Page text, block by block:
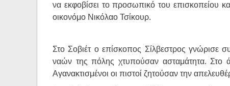
να εκφοβίσει το προσωπικό του επισκοπείου
οικονόμο Νικόλαο Τσίκουρ.
Στο Σοβιέτ ο επίσκοπος Σίλβεστρος γνώρισε
ναών της πόλης χτυπούσαν ασταμάτητα. Στο
Αγανακτισμένοι οι πιστοί ζητούσαν την